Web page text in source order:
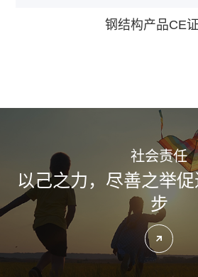
钢结构产品CE
社会责任
以己之力，尽善之举
步
了解